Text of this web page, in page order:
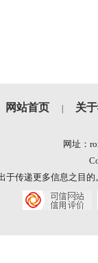
网站首页 关
网址：
于传递更多信息之目